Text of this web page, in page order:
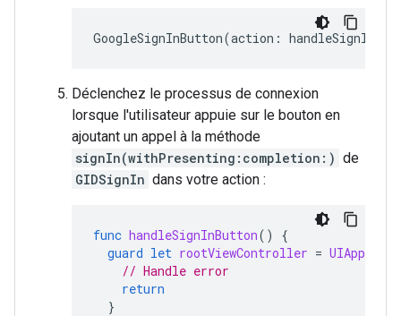
GoogleSignInButton(action :
Déclenchez le processus de connexion
lorsque l'utilisateur appuie sur le bouton en
ajoutant un appel à la méthode
signIn(withPresenting:completion:) de
GIDSignIn dans votre action :
func handleSignInButton()
{
guard let rootViewController =
// Handle error
return
}